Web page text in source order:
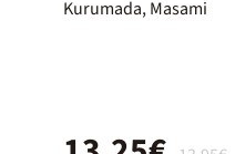
Kurumada, Masami